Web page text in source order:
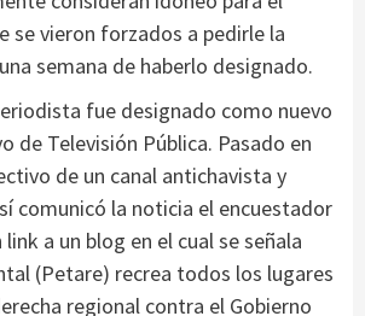
se vieron forzados a pedirle la
semana de haberlo designado.
fue designado como nuevo
de Televisión Pública. Pasado en
de un canal antichavista y
comunicó la noticia el encuestador
a un blog en el cual se señala
(Petare) recrea todos los lugares
regional contra el Gobierno